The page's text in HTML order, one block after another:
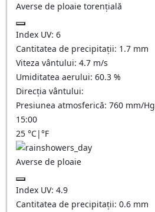
Averse de ploaie torențială
Index UV: 6
Cantitatea de precipitații: 1.7 mm
Viteza vântului: 4.7 m/s
Umiditatea aerului: 60.3 %
Direcția vântului:
Presiunea atmosferică: 760 mm/Hg
15:00
25 °C|°F
Averse de ploaie
Index UV: 4.9
Cantitatea de precipitații: 0.6 mm